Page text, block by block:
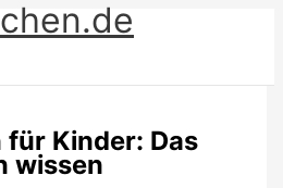
Kinder: Das
wissen